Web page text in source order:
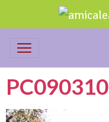
PC090310